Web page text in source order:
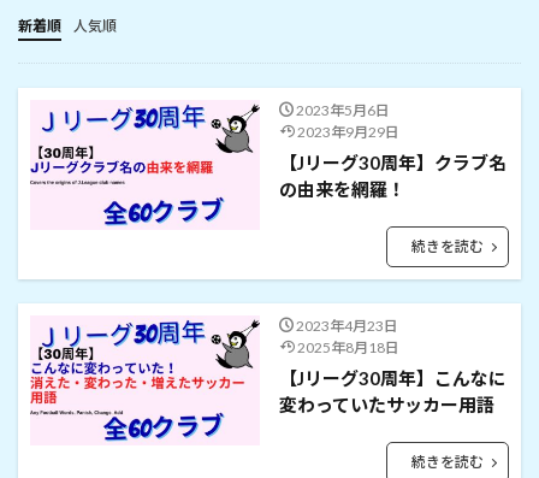
新着順 人気順
2023年5月6日
2023年9月29日
【Jリーグ30周年】クラブ名
の由来を網羅！
続きを読む
2023年4月23日
2025年8月18日
【Jリーグ30周年】こんなに
変わっていたサッカー用語
続きを読む